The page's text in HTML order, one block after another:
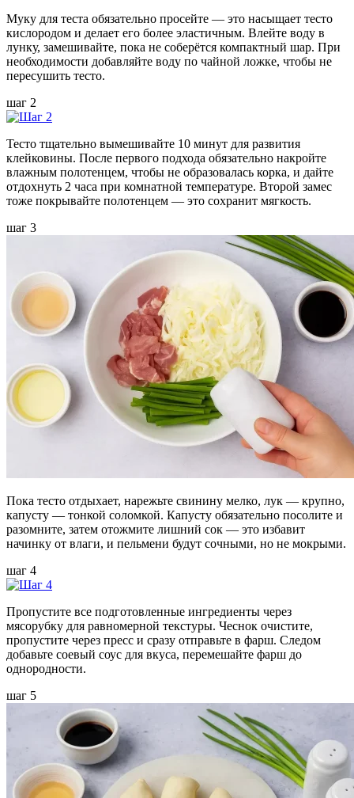
Муку для теста обязательно просейте — это насыщает тесто
кислородом и делает его более эластичным. Влейте воду в
лунку, замешивайте, пока не соберётся компактный шар. При
необходимости добавляйте воду по чайной ложке, чтобы не
пересушить тесто.
шаг 2
Тесто тщательно вымешивайте 10 минут для развития
клейковины. После первого подхода обязательно накройте
влажным полотенцем, чтобы не образовалась корка, и дайте
отдохнуть 2 часа при комнатной температуре. Второй замес
тоже покрывайте полотенцем — это сохранит мягкость.
шаг 3
Пока тесто отдыхает, нарежьте свинину мелко, лук — крупно,
капусту — тонкой соломкой. Капусту обязательно посолите и
разомните, затем отожмите лишний сок — это избавит
начинку от влаги, и пельмени будут сочными, но не мокрыми.
шаг 4
Пропустите все подготовленные ингредиенты через
мясорубку для равномерной текстуры. Чеснок очистите,
пропустите через пресс и сразу отправьте в фарш. Следом
добавьте соевый соус для вкуса, перемешайте фарш до
однородности.
шаг 5